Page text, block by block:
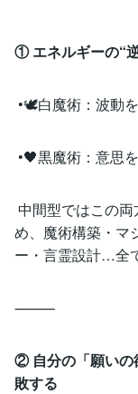
① エネルギーの“
•🕊️白魔術：波動
•🖤黒魔術：意思
中間型ではこの両
め、魔術構築・マ
ー・言霊設計…全
⸻
② 自分の「願いの
敗する